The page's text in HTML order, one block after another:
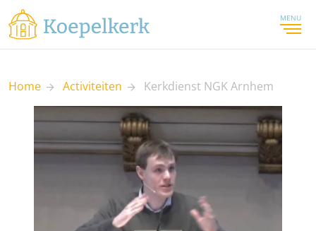
MENU
Home Activiteiten Kerkdienst NGK Arnhem